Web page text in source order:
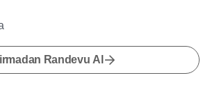
Randevu Al